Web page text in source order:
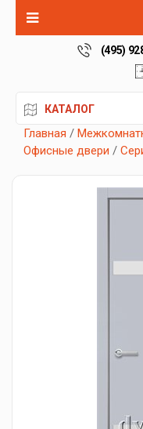
(495)
КАТАЛОГ
Главная /
Офисные двери /